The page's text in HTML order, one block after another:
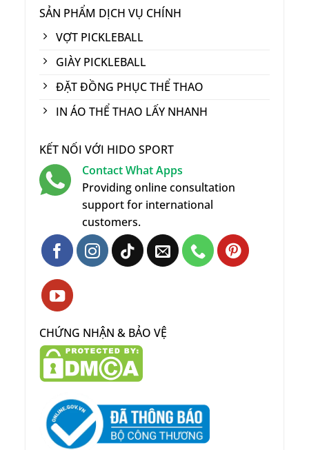
SẢN PHẨM DỊCH VỤ CHÍNH
VỢT PICKLEBALL
GIÀY PICKLEBALL
ĐẶT ĐỒNG PHỤC THỂ THAO
IN ÁO THỂ THAO LẤY NHANH
KẾT NỐI VỚI HIDO SPORT
Contact What Apps
Providing online consultation
support for international
customers.
CHỨNG NHẬN & BẢO VỆ